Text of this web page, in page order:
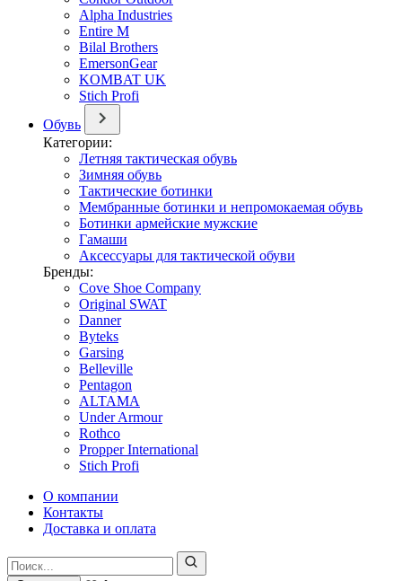
Alpha Industries
Entire M
Bilal Brothers
EmersonGear
KOMBAT UK
Stich Profi
Обувь
Категории:
Летняя тактическая обувь
Зимняя обувь
Тактические ботинки
Мембранные ботинки и непромокаемая обувь
Ботинки армейские мужские
Гамаши
Аксессуары для тактической обуви
Бренды:
Cove Shoe Company
Original SWAT
Danner
Byteks
Garsing
Belleville
Pentagon
ALTAMA
Under Armour
Rothco
Propper International
Stich Profi
О компании
Контакты
Доставка и оплата